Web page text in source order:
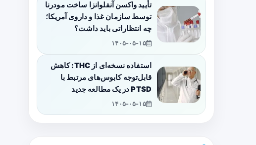
تأیید واکسن آنفلوانزا ساخت مودرنا
توسط سازمان غذا و داروی آمریکا؛
چه انتظاراتی باید داشت؟
۱۴۰۵-۰۵-۱۵
استفاده نسخه‌ای از THC: کاهش
قابل‌توجه کابوس‌های مرتبط با
PTSD در یک مطالعه جدید
۱۴۰۵-۰۵-۱۵